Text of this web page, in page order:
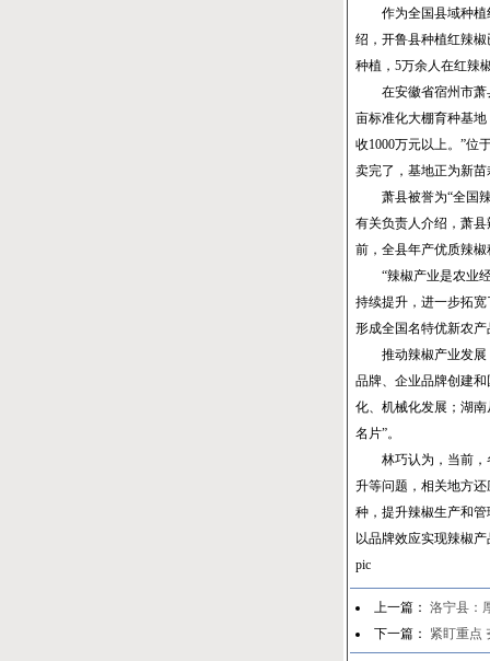
作为全国县域种植红
绍，开鲁县种植红辣
种植，5万余人在红辣
在安徽省宿州市萧县
亩标准化大棚育种基
收1000万元以上。”位
卖完了，基地正为新
萧县被誉为“全国辣
有关负责人介绍，萧
前，全县年产优质辣
“辣椒产业是农业经
持续提升，进一步拓
形成全国名特优新农
推动辣椒产业发展，
品牌、企业品牌创建
化、机械化发展；湖
名片”。
林巧认为，当前，各
升等问题，相关地方
种，提升辣椒生产和
以品牌效应实现辣椒
pic
上一篇： 洛宁县：
下一篇： 紧盯重点